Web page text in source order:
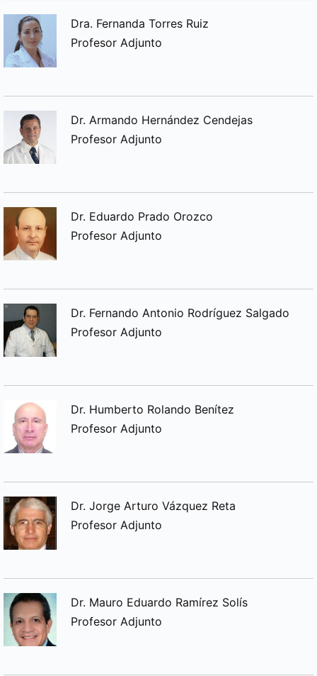
Dra. Fernanda Torres Ruiz
Profesor Adjunto
Dr. Armando Hernández Cendejas
Profesor Adjunto
Dr. Eduardo Prado Orozco
Profesor Adjunto
Dr. Fernando Antonio Rodríguez Salgado
Profesor Adjunto
Dr. Humberto Rolando Benítez
Profesor Adjunto
Dr. Jorge Arturo Vázquez Reta
Profesor Adjunto
Dr. Mauro Eduardo Ramírez Solís
Profesor Adjunto